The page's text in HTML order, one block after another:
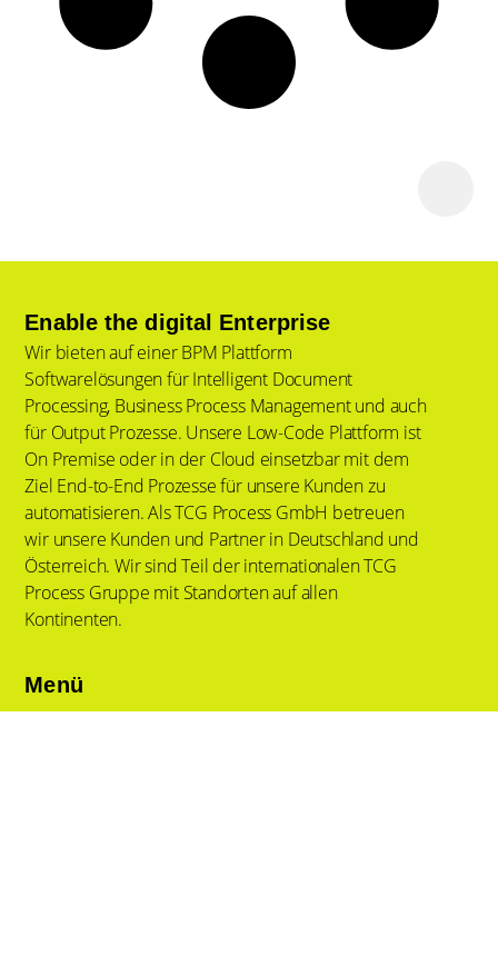
Enable the digital Enterprise
Wir bieten auf einer BPM Plattform
Softwarelösungen für Intelligent Document
Processing, Business Process Management und auch
für Output Prozesse. Unsere Low-Code Plattform ist
On Premise oder in der Cloud einsetzbar mit dem
Ziel End-to-End Prozesse für unsere Kunden zu
automatisieren. Als TCG Process GmbH betreuen
wir unsere Kunden und Partner in Deutschland und
Österreich. Wir sind Teil der internationalen TCG
Process Gruppe mit Standorten auf allen
Kontinenten.
Menü
Tech & Services